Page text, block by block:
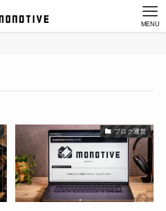
MENU
ブログ運営